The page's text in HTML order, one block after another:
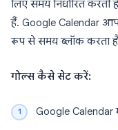
लिए समय निर्धारित
हैं. Google Calendar
रूप से समय ब्लॉक करता
गोल्स कैसे सेट करें:
Google Calendar